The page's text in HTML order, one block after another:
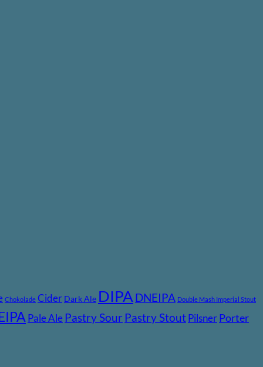
Chokolade Cider Dark Ale DIPA DNEIPA Double Mash Imperial Stout
Pale Ale Pastry Sour Pastry StoutPilsnerPorter